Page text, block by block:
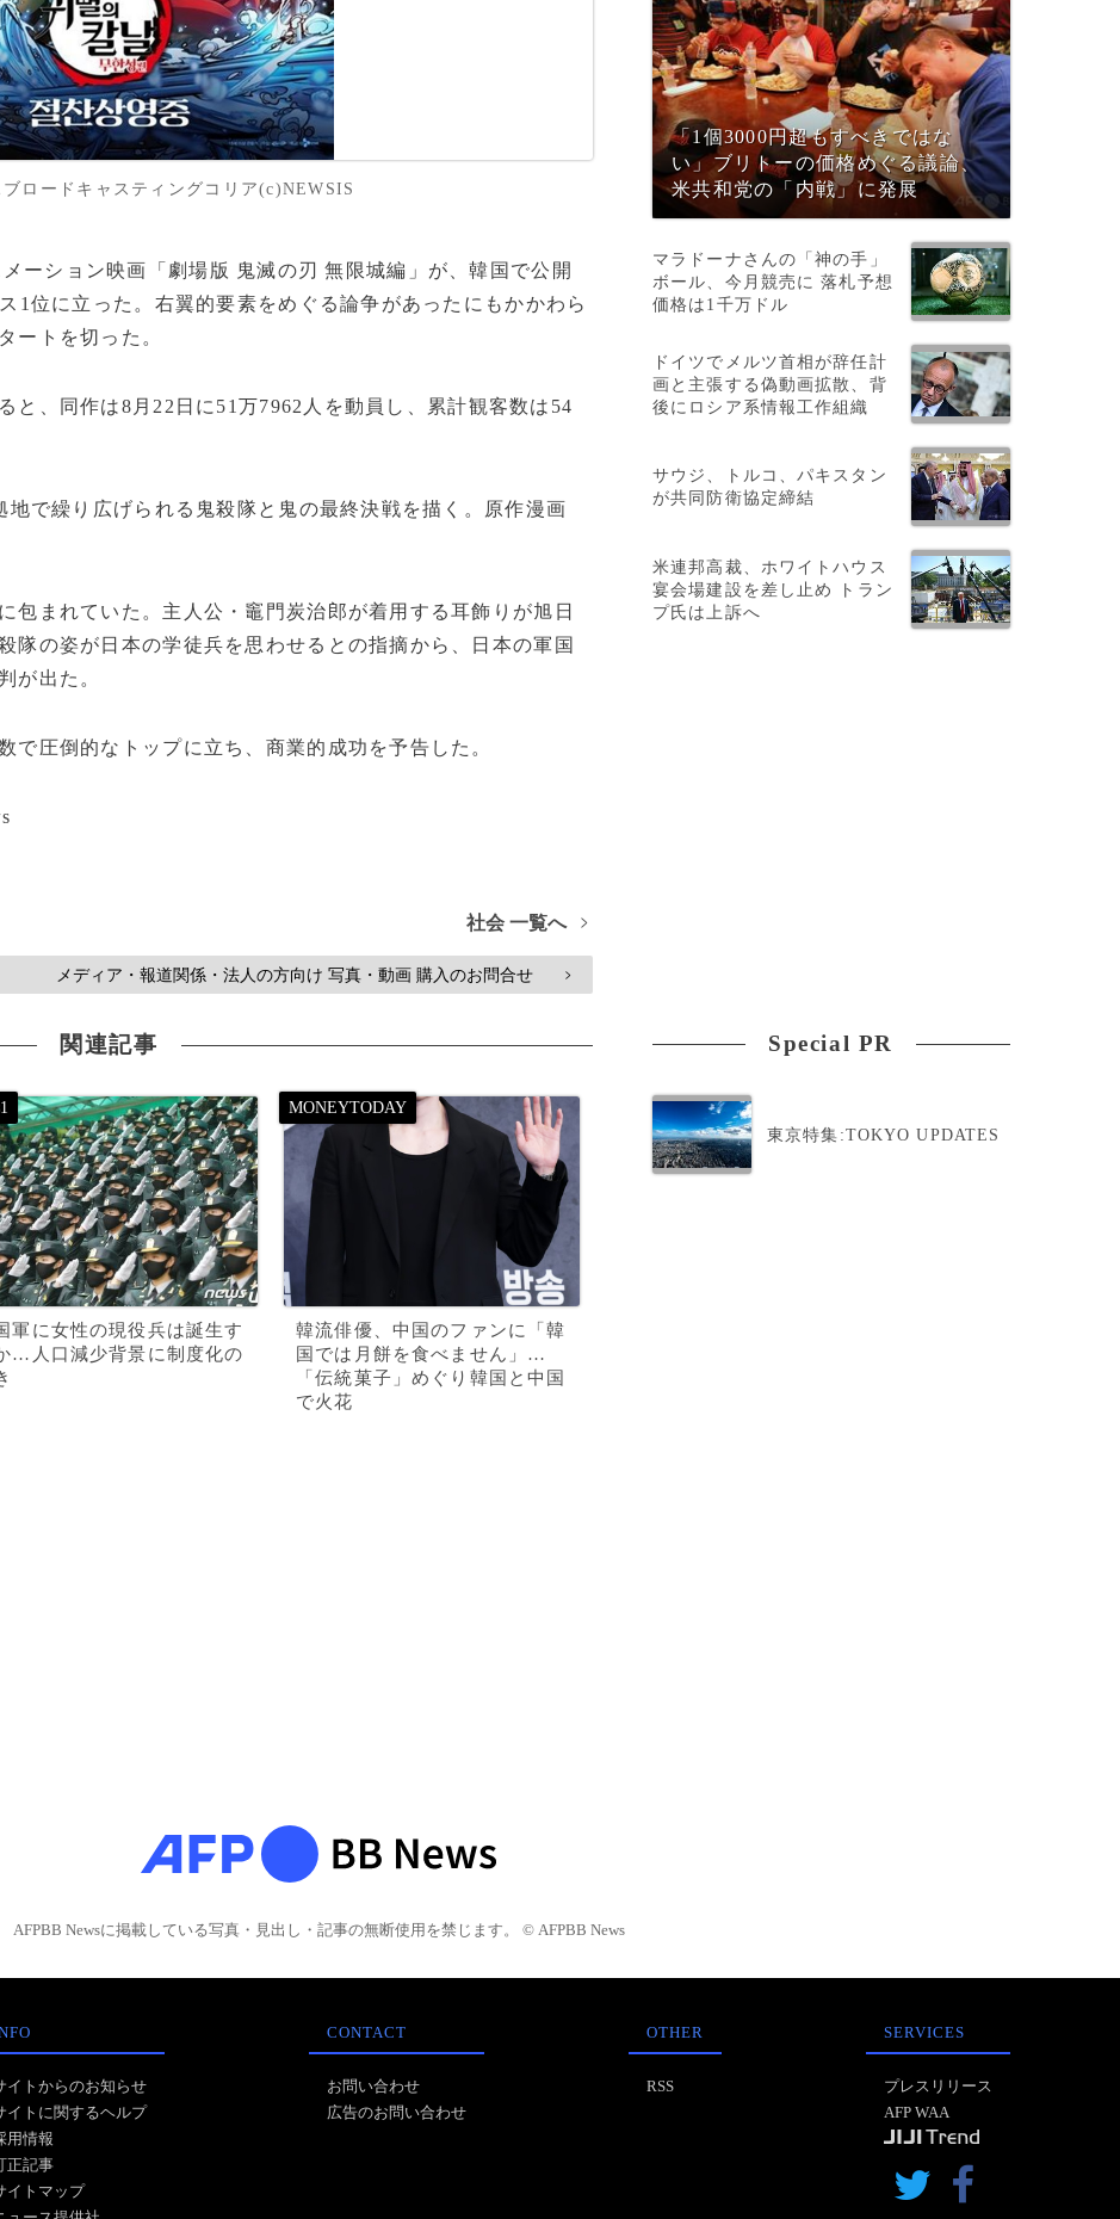
ロードキャスティングコリア(c)NEWSIS
ーション映画「劇場版 鬼滅の刃 無限城編」が、韓国で公開
1位に立った。右翼的要素をめぐる論争があったにもかかわら
ートを切った。
と、同作は8月22日に51万7962人を動員し、累計観客数は54
地で繰り広げられる鬼殺隊と鬼の最終決戦を描く。原作漫画
包まれていた。主人公・竈門炭治郎が着用する耳飾りが旭日
隊の姿が日本の学徒兵を思わせるとの指摘から、日本の軍国
が出た。
で圧倒的なトップに立ち、商業的成功を予告した。
社会 一覧へ >
メディア・報道関係・法人の方向け 写真・動画 購入のお問合せ >
関連記事
軍に女性の現役兵は誕生す
…人口減少背景に制度化の
韓流俳優、中国のファンに「韓
国では月餅を食べません」…
「伝統菓子」めぐり韓国と中国
で火花
「1個3000円超もすべきではな
い」ブリトーの価格めぐる議論、
米共和党の「内戦」に発展
マラドーナさんの「神の手」
ボール、今月競売に 落札予想
価格は1千万ドル
ドイツでメルツ首相が辞任計
画と主張する偽動画拡散、背
後にロシア系情報工作組織
サウジ、トルコ、パキスタン
が共同防衛協定締結
米連邦高裁、ホワイトハウス
宴会場建設を差し止め トラン
プ氏は上訴へ
Special PR
東京特集:TOKYO UPDATES
AFPBB Newsに掲載している写真・見出し・記事の無断使用を禁じます。 © AFPBB News
イトからのお知らせ
イトに関するヘルプ
用情報
正記事
イトマップ
CONTACT
お問い合わせ
広告のお問い合わせ
OTHER
RSS
SERVICES
プレスリリース
AFP WAA